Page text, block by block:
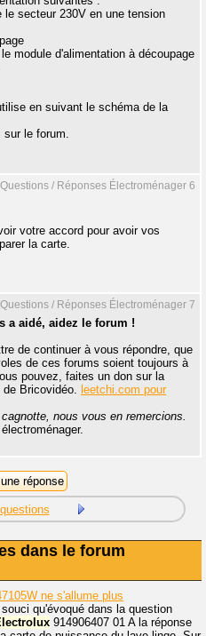
secteur 230V en une tension
module d'alimentation à découpage
en suivant le schéma de la
sur le forum.
Questions / Réponses Électroménager 6
votre accord pour avoir vos
la carte.
Questions / Réponses Électroménager 7
a aidé, aidez le forum !
de continuer à vous répondre, que
de ces forums soient toujours à
pouvez, faites un don sur la
Bricovidéo. leetchi.com pour
nous vous en remercions.
dans le forum
ne s'allume plus
qu'évoqué dans la question
914906407 01 A la réponse